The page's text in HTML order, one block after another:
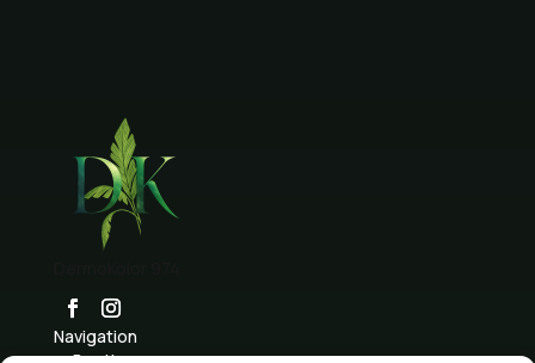
Navigation